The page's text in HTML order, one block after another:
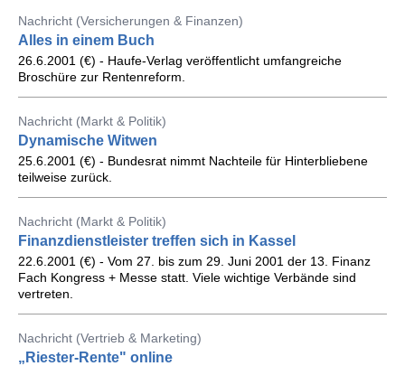
Nachricht (Versicherungen & Finanzen)
Alles in einem Buch
26.6.2001 (€) - Haufe-Verlag veröffentlicht umfangreiche
Broschüre zur Rentenreform.
Nachricht (Markt & Politik)
Dynamische Witwen
25.6.2001 (€) - Bundesrat nimmt Nachteile für Hinterbliebene
teilweise zurück.
Nachricht (Markt & Politik)
Finanzdienstleister treffen sich in Kassel
22.6.2001 (€) - Vom 27. bis zum 29. Juni 2001 der 13. Finanz
Fach Kongress + Messe statt. Viele wichtige Verbände sind
vertreten.
Nachricht (Vertrieb & Marketing)
„Riester-Rente" online